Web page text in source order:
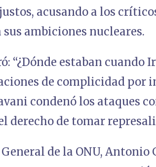
acusando a los
ambiciones nucleares.
“¿Dónde estaban cuando
de complicidad por
condenó los ataques
derecho de tomar
de la ONU, Antonio